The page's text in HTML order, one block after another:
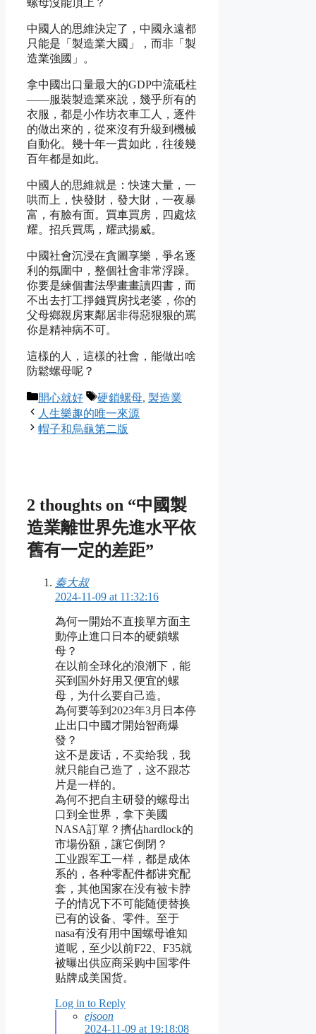
中國人的思維決定了，中國永遠都
只能是「製造業大國」，而非「製
造業強國」。
拿中國出口量最大的GDP中流砥柱
——服裝製造業來說，幾乎所有的
衣服，都是小作坊衣車工人，逐件
的做出來的，從來沒有升級到機械
自動化。幾十年一貫如此，往後幾
百年都是如此。
中國人的思維就是：快速大量，一
哄而上，快發財，發大財，一夜暴
富，有臉有面。買車買房，四處炫
耀。招兵買馬，耀武揚威。
中國社會沉浸在貪圖享樂，爭名逐
利的氛圍中，整個社會非常浮躁。
你要是練個書法學畫畫讀四書，而
不出去打工掙錢買房找老婆，你的
父母鄉親房東鄰居非得惡狠狠的罵
你是精神病不可。
這樣的人，這樣的社會，能做出啥
防鬆螺母呢？
Categories
開心就好 Tags
硬鎖螺母, 製造業
人生樂趣的唯一來源
帽子和烏龜第二版
2 thoughts on “中國製
造業離世界先進水平依
舊有一定的差距”
秦大叔
2024-11-09 at 11:32:16
為何一開始不直接單方面主
動停止進口日本的硬鎖螺
母？
在以前全球化的浪潮下，能
买到国外好用又便宜的螺
母，为什么要自己造。
為何要等到2023年3月日本停
止出口中國才開始智商爆
發？
这不是废话，不卖给我，我
就只能自己造了，这不跟芯
片是一样的。
為何不把自主研發的螺母出
口到全世界，拿下美國
NASA訂單？擠佔hardlock的
市場份額，讓它倒閉？
工业跟军工一样，都是成体
系的，各种零配件都讲究配
套，其他国家在没有被卡脖
子的情况下不可能随便替换
已有的设备、零件。至于
nasa有没有用中国螺母谁知
道呢，至少以前F22、F35就
被曝出供应商采购中国零件
贴牌成美国货。
Log in to Reply
ejsoon
2024-11-09 at 19:18:08